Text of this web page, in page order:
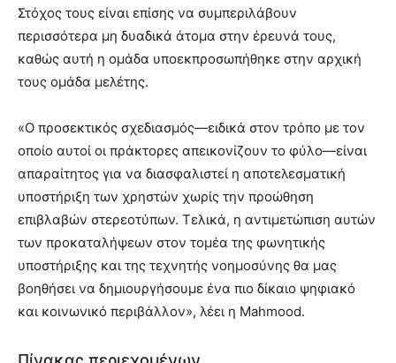
Στόχος τους είναι επίσης να συμπεριλάβουν
περισσότερα μη δυαδικά άτομα στην έρευνά τους,
καθώς αυτή η ομάδα υποεκπροσωπήθηκε στην αρχική
τους ομάδα μελέτης.
«Ο προσεκτικός σχεδιασμός—ειδικά στον τρόπο με τον
οποίο αυτοί οι πράκτορες απεικονίζουν το φύλο—είναι
απαραίτητος για να διασφαλιστεί η αποτελεσματική
υποστήριξη των χρηστών χωρίς την προώθηση
επιβλαβών στερεοτύπων. Τελικά, η αντιμετώπιση αυτών
των προκαταλήψεων στον τομέα της φωνητικής
υποστήριξης και της τεχνητής νοημοσύνης θα μας
βοηθήσει να δημιουργήσουμε ένα πιο δίκαιο ψηφιακό
και κοινωνικό περιβάλλον», λέει η Mahmood.